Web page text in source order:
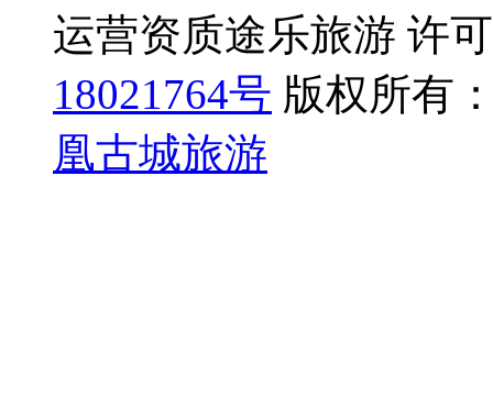
运营资质途乐旅游 许
18021764号 版权所有
凰古城旅游